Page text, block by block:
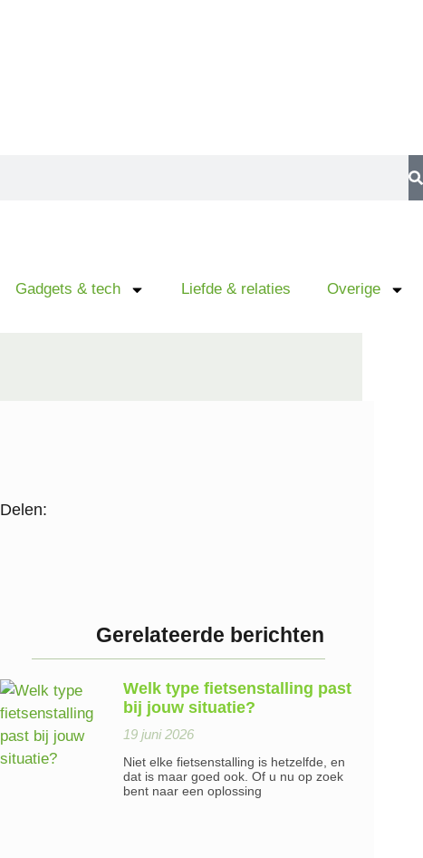
Gadgets & tech Liefde & relaties Overige
Delen:
Gerelateerde berichten
Welk type fietsenstalling past
bij jouw situatie?
19 juni 2026
Niet elke fietsenstalling is hetzelfde, en
dat is maar goed ook. Of u nu op zoek
bent naar een oplossing